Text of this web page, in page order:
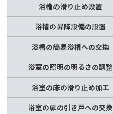
浴槽の滑り止め設置
浴槽の昇降設備の設置
浴槽の簡易浴槽への交換
浴室の照明の明るさの調整
浴室の床の滑り止め加工
浴室の扉の引き戸への交換